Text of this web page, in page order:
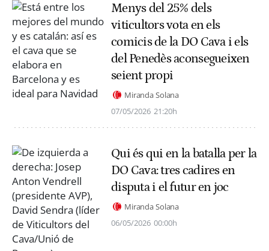
Menys del 25% dels
viticultors vota en els
comicis de la DO Cava i els
del Penedès aconsegueixen
seient propi
Miranda Solana
07/05/2026 21:20h
Qui és qui en la batalla per la
DO Cava: tres cadires en
disputa i el futur en joc
Miranda Solana
06/05/2026 00:00h